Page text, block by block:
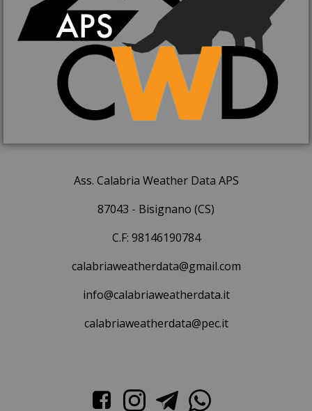
Ass. Calabria Weather Data APS
87043 - Bisignano (CS)
C.F: 98146190784
calabriaweatherdata@gmail.com
info@calabriaweatherdata.it
calabriaweatherdata@pec.it